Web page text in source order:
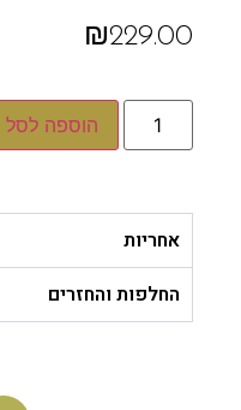
₪229.00
הוספה לסל
אחריות
החלפות והחזרים